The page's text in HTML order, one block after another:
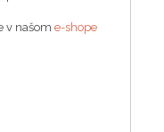
v našome-shope